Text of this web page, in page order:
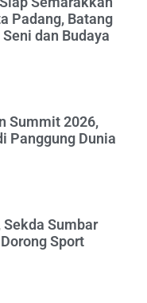
Padang, Batang
dan Budaya
Summit 2026,
Panggung Dunia
Sekda Sumbar
Sport